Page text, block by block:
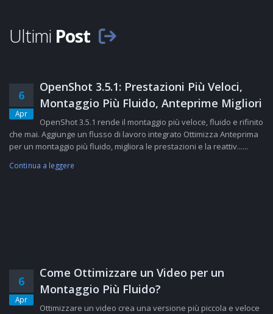
Ultimi Post
6
Apr
OpenShot 3.5.1: Prestazioni Più Veloci,
Montaggio Più Fluido, Anteprime Migliori
OpenShot 3.5.1 rende il montaggio più veloce, fluido e rifinito
che mai. Aggiunge un flusso di lavoro integrato Ottimizza Anteprima
per un montaggio più fluido, migliora le prestazioni e la reattiv......
Continua a leggere
6
Apr
Come Ottimizzare un Video per un
Montaggio Più Fluido?
Ottimizzare un video crea una versione più piccola e veloce